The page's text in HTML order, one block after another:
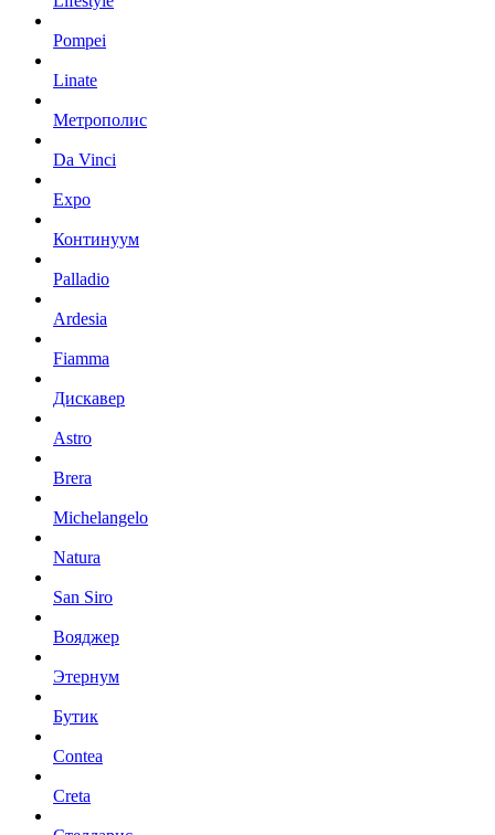
Pompei
Linate
Метрополис
Da Vinci
Expo
Континуум
Palladio
Ardesia
Fiamma
Дискавер
Astro
Brera
Michelangelo
Natura
San Siro
Вояджер
Этернум
Бутик
Contea
Creta